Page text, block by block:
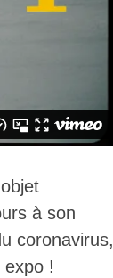
à son
coronavirus,
expo !